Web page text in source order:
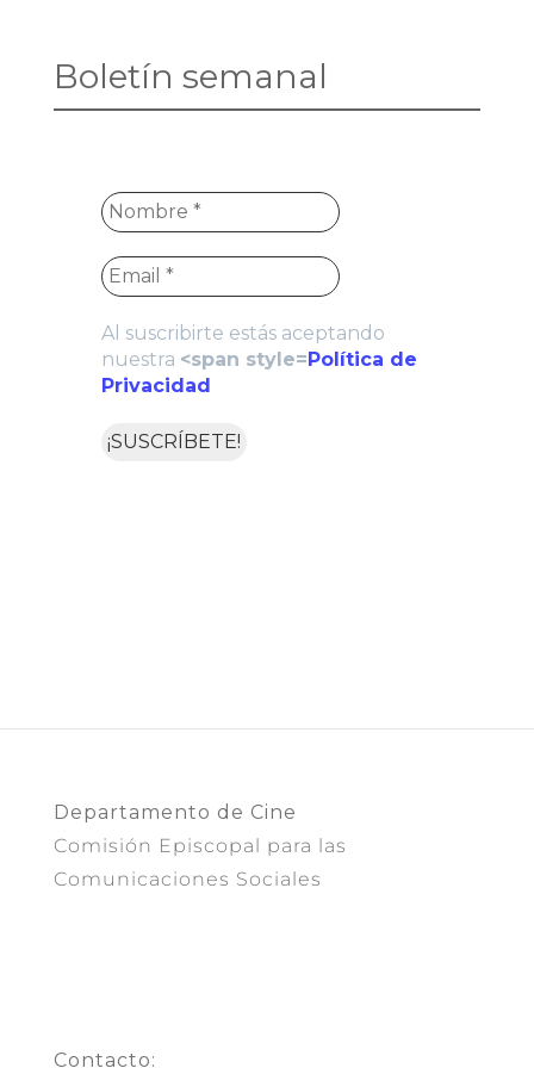
Boletín semanal
Al suscribirte estás aceptando
nuestra <span style=Política de
Privacidad
Departamento de Cine
Comisión Episcopal para las
Comunicaciones Sociales
Contacto: